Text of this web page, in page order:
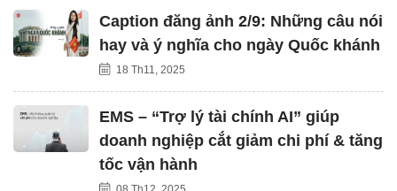
Caption đăng ảnh 2/9: Những câu nói
hay và ý nghĩa cho ngày Quốc khánh
18 Th11, 2025
EMS – “Trợ lý tài chính AI” giúp
doanh nghiệp cắt giảm chi phí & tăng
tốc vận hành